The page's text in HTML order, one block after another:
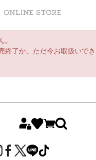
Women Men
。
終了か、ただ今お取扱いでき